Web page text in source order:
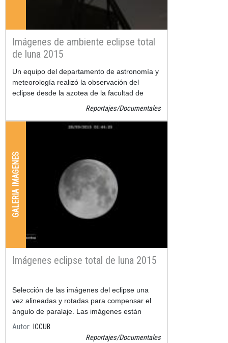
Imágenes de ambiente eclipse total
de luna 2015
Un equipo del departamento de astronomía y
meteorología realizó la observación del
eclipse desde la azotea de la facultad de
física de la Universidad de Barcelona y pudo
registrar el evento con nit
Reportajes/Documentales
GALERIA IMAGENES
Imágenes eclipse total de luna 2015
Selección de las imágenes del eclipse una
vez alineadas y rotadas para compensar el
ángulo de paralaje. Las imágenes están
tomadas cada 20 minutos.
Autor
ICCUB
Reportajes/Documentales